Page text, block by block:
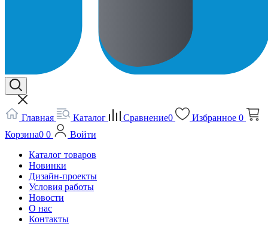
Главная Каталог Сравнение0 Избранное 0
Корзина0 0
Войти
Каталог товаров
Новинки
Дизайн-проекты
Условия работы
Новости
О нас
Контакты